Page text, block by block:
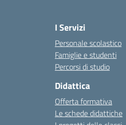
I Servizi
Personale scolastico
Famiglie e studenti
Percorsi di studio
Didattica
Offerta formativa
Le schede didattiche